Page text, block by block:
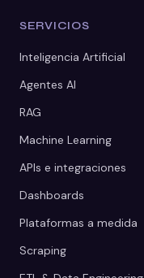
SERVICIOS
Inteligencia Artificial
Agentes AI
RAG
Machine Learning
APIs e integraciones
Dashboards
Plataformas a medida
Scraping